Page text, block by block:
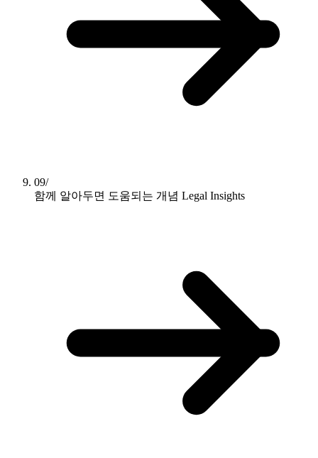
09/
함께 알아두면 도움되는 개념 Legal Insights